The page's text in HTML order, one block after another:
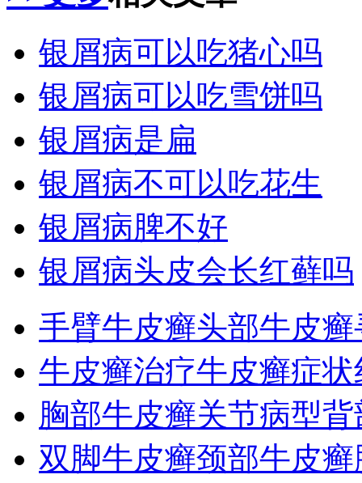
银屑病可以吃猪心吗
银屑病可以吃雪饼吗
银屑病是扁
银屑病不可以吃花生
银屑病脾不好
银屑病头皮会长红藓吗
手臂牛皮癣头部牛皮癣
牛皮癣治疗牛皮癣症状
胸部牛皮癣关节病型背
双脚牛皮癣颈部牛皮癣